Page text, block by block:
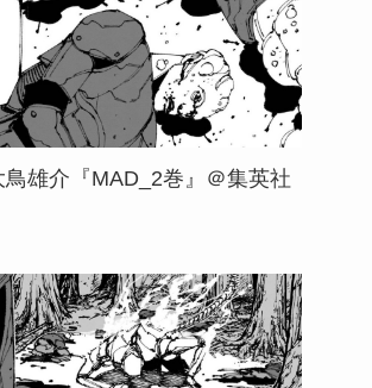
鳥雄介『MAD_2巻』＠集英社